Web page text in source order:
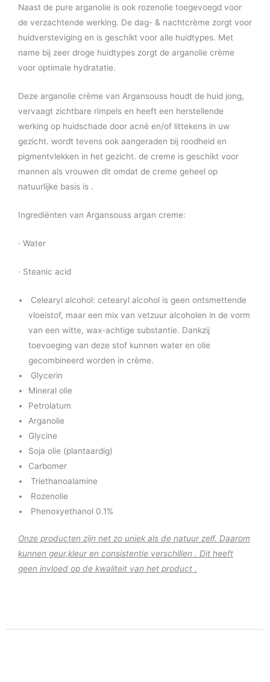
Naast de pure arganolie is ook rozenolie toegevoegd voor
de verzachtende werking. De dag- & nachtcrème zorgt voor
huidversteviging en is geschikt voor alle huidtypes. Met
name bij zeer droge huidtypes zorgt de arganolie crème
voor optimale hydratatie.
Deze arganolie crème van Argansouss houdt de huid jong,
vervaagt zichtbare rimpels en heeft een herstellende
werking op huidschade door acné en/of littekens in uw
gezicht. wordt tevens ook aangeraden bij roodheid en
pigmentvlekken in het gezicht. de creme is geschikt voor
mannen als vrouwen dit omdat de creme geheel op
natuurlijke basis is .
Ingrediënten van Argansouss argan creme:
· Water
· Steanic acid
Celearyl alcohol: cetearyl alcohol is geen ontsmettende
vloeistof, maar een mix van vetzuur alcoholen in de vorm
van een witte, wax-achtige substantie. Dankzij
toevoeging van deze stof kunnen water en olie
gecombineerd worden in crème.
Glycerin
Mineral olie
Petrolatum
Arganolie
Glycine
Soja olie (plantaardig)
Carbomer
Triethanoalamine
Rozenolie
Phenoxyethanol 0.1%
Onze producten zijn net zo uniek als de natuur zelf. Daarom
kunnen geur,kleur en consistentie verschillen . Dit heeft
geen invloed op de kwaliteit van het product .